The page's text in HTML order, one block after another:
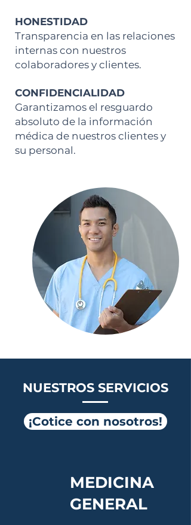
HONESTIDAD
Transparencia en las relaciones
internas con nuestros
colaboradores y clientes.
CONFIDENCIALIDAD
Garantizamos el resguardo
absoluto de la información
médica de nuestros clientes y
su personal.
NUESTROS SERVICIOS
¡Cotice con nosotros!
MEDICINA
GENERAL